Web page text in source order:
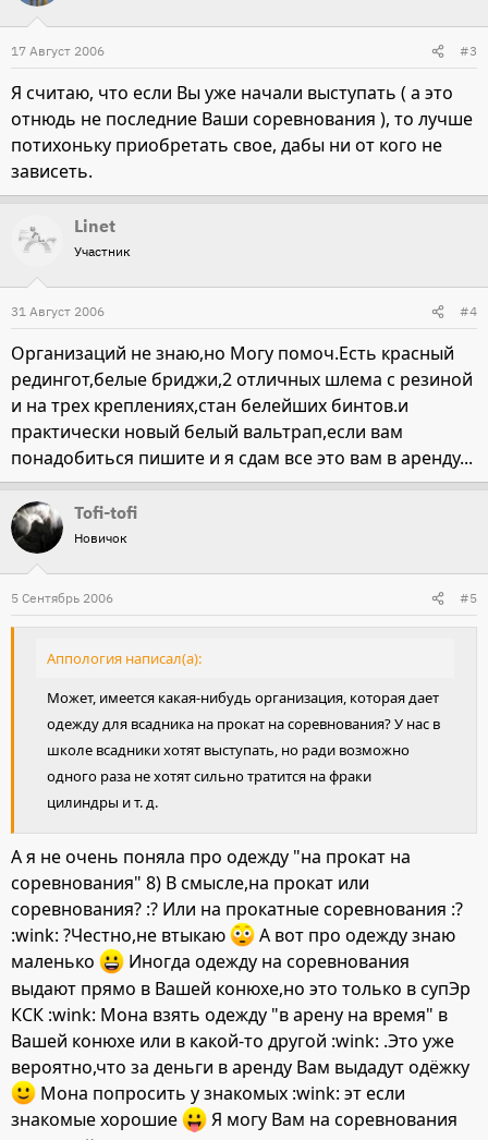
17 Август 2006 #3
Я считаю, что если Вы уже начали выступать ( а это
отнюдь не последние Ваши соревнования ), то лучше
потихоньку приобретать свое, дабы ни от кого не
зависеть.
Linet
Участник
31 Август 2006 #4
Организаций не знаю,но Могу помоч.Есть красный
редингот,белые бриджи,2 отличных шлема с резиной
и на трех креплениях,стан белейших бинтов.и
практически новый белый вальтрап,если вам
понадобиться пишите и я сдам все это вам в аренду...
Tofi-tofi
Новичок
5 Сентябрь 2006 #5
Аппология написал(а):
Может, имеется какая-нибудь организация, которая дает
одежду для всадника на прокат на соревнования? У нас в
школе всадники хотят выступать, но ради возможно
одного раза не хотят сильно тратится на фраки
цилиндры и т. д.
А я не очень поняла про одежду "на прокат на
соревнования" 8) В смысле,на прокат или
соревнования? :? Или на прокатные соревнования :?
:wink: ?Честно,не втыкаю
А вот про одежду знаю
маленько
Иногда одежду на соревнования
выдают прямо в Вашей конюхе,но это только в супЭр
КСК :wink: Мона взять одежду "в арену на время" в
Вашей конюхе или в какой-то другой :wink: .Это уже
вероятно,что за деньги в аренду Вам выдадут одёжку
Мона попросить у знакомых :wink: эт если
знакомые хорошие
Я могу Вам на соревнования